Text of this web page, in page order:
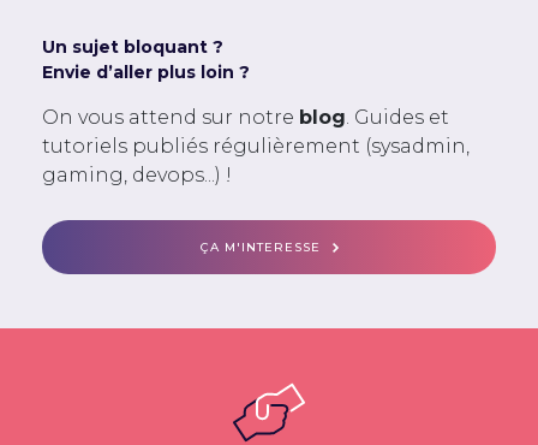
Un sujet bloquant ?
Envie d’aller plus loin ?
On vous attend sur notre blog. Guides et
tutoriels publiés régulièrement (sysadmin,
gaming, devops...) !
ÇA M'INTERESSE